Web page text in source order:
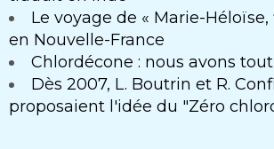
Le voyage de « Marie-Héloïse,
en Nouvelle-France
Chlordécone : nous avons tout
Dès 2007, L. Boutrin et R.
proposaient l'idée du "Zéro